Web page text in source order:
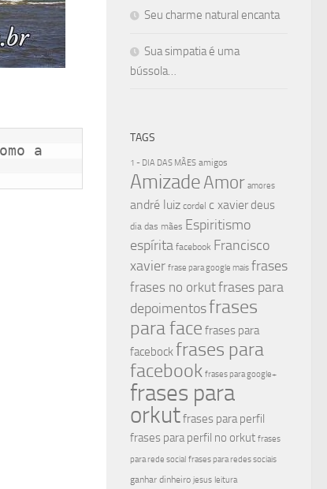
a
Seu charme natural encanta
Sua simpatia é uma
bússola…
TAGS
1 - DIA DAS MÃES amigos
AmizadeAmor amores
andré luiz cordel c xavier deus
dia das mães Espiritismo
espírita facebook Francisco
xavier frase para google mais frases
frases no orkutfrases para
depoimentosfrases
para face frases para
facebockfrases para
facebook frases para google+
frases para
orkutfrases para perfil
frases para perfil no orkut frases
para rede social frases para redes sociais
ganhar dinheiro jesus leitura